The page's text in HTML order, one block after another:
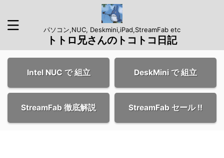
パソコン,NUC, Deskmini,iPad,StreamFab etc
トトロ兄さんのトコトコ日記
Intel NUC で 組立 DeskMini で 組立
StreamFab 徹底解説 StreamFab セール !!